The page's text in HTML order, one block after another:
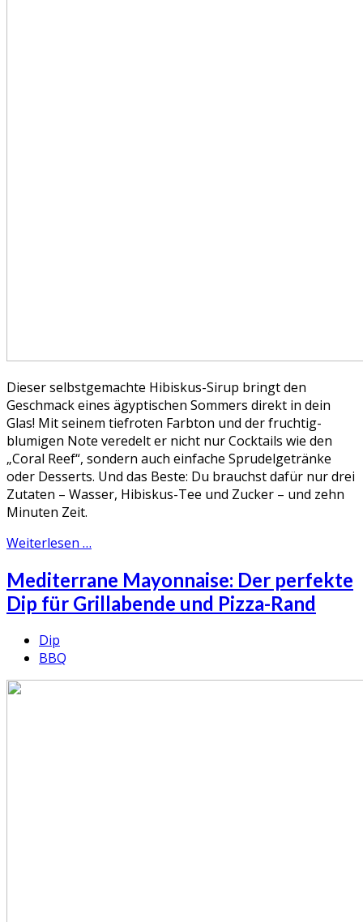
Dieser selbstgemachte Hibiskus-Sirup bringt den
Geschmack eines ägyptischen Sommers direkt in dein
Glas! Mit seinem tiefroten Farbton und der fruchtig-
blumigen Note veredelt er nicht nur Cocktails wie den
„Coral Reef“, sondern auch einfache Sprudelgetränke
oder Desserts. Und das Beste: Du brauchst dafür nur drei
Zutaten – Wasser, Hibiskus-Tee und Zucker – und zehn
Minuten Zeit.
Weiterlesen …
Mediterrane Mayonnaise: Der perfekte
Dip für Grillabende und Pizza-Rand
Dip
BBQ